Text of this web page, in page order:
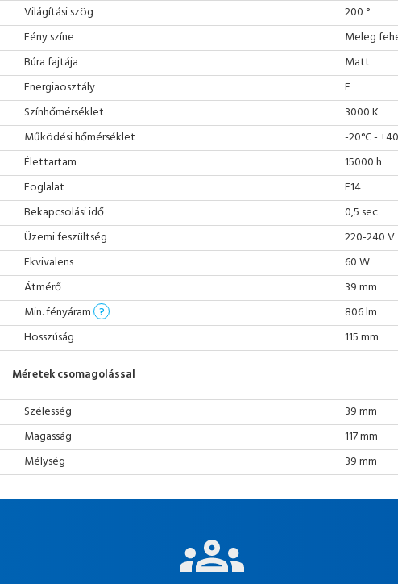
Világítási szög
200 °
Fény színe
Meleg
Búra fajtája
Matt
Energiaosztály
F
Színhőmérséklet
3000 K
Működési hőmérséklet
-20°C -
Élettartam
15000 h
Foglalat
E14
Bekapcsolási idő
0,5 sec
Üzemi feszültség
220-240 V
Ekvivalens
60 W
Átmérő
39 mm
Min. fényáram ?
806 lm
Hosszúság
115 mm
Méretek csomagolással
Szélesség
39 mm
Magasság
117 mm
Mélység
39 mm